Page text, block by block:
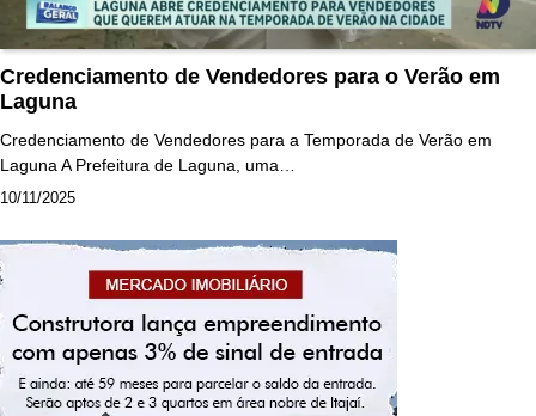
Credenciamento de Vendedores para o Verão em
Laguna
Credenciamento de Vendedores para a Temporada de Verão em
Laguna A Prefeitura de Laguna, uma…
10/11/2025